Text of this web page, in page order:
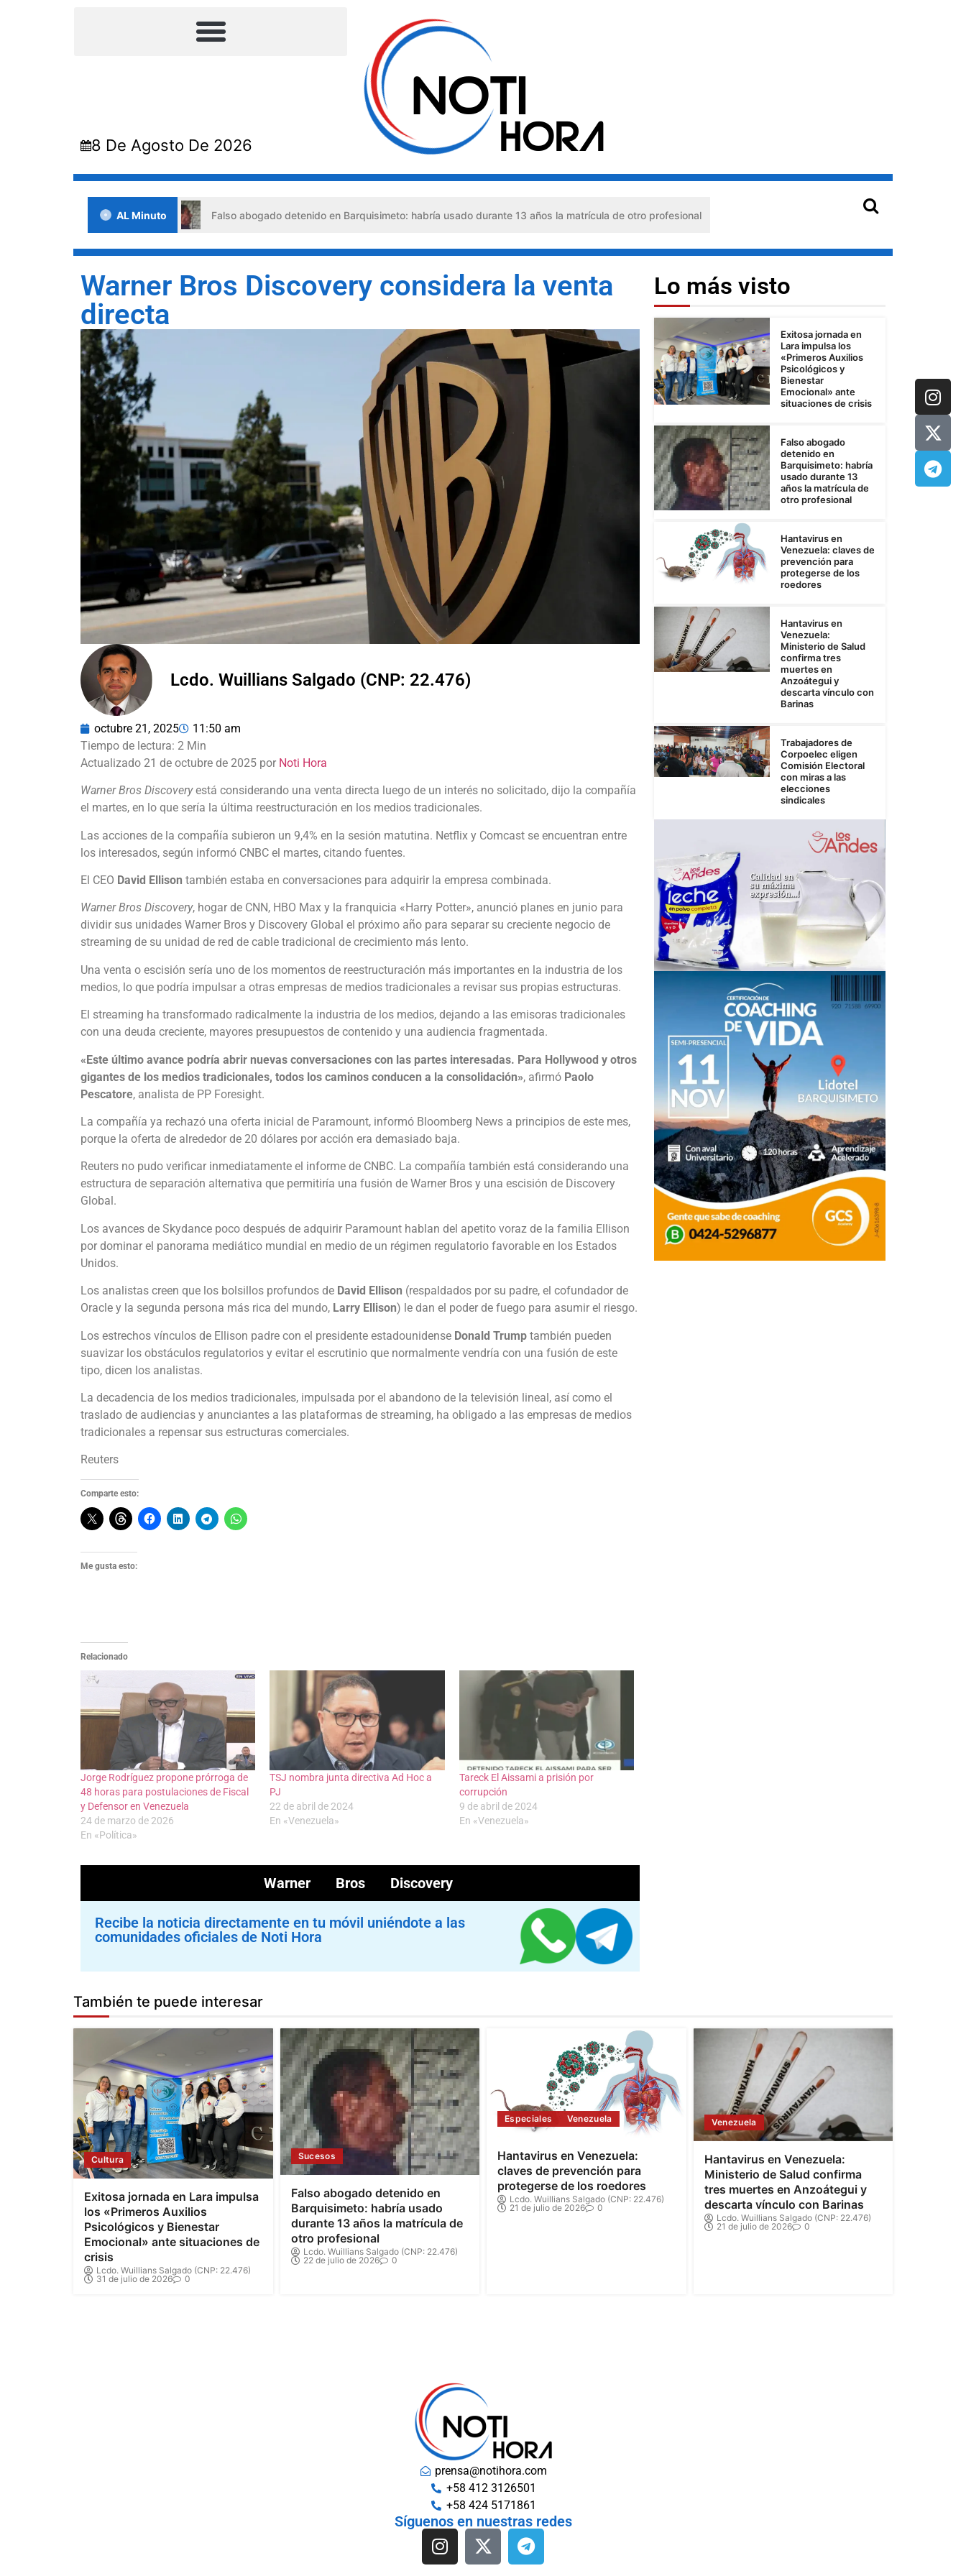
8 De Agosto De 2026
AL MinutoFalso abogado detenido en Barquisimeto: habría usado durante 13 años la matrícula de otro profesional Hantavirus en Venezuela: claves de prevención
Warner Bros Discovery considera la venta
directa
Lcdo. Wuillians Salgado (CNP: 22.476)
octubre 21, 2025 11:50 am
Actualizado 21 de octubre de 2025 por Noti Hora
Warner Bros Discoveryestá considerando una venta directa luego de un interés no solicitado, dijo la compañía
el martes, en lo que sería la última reestructuración en los medios tradicionales.
Las acciones de la compañía subieron un 9,4% en la sesión matutina. Netflix y Comcast se encuentran entre
los interesados, según informó CNBC el martes, citando fuentes.
El CEO David Ellison también estaba en conversaciones para adquirir la empresa combinada.
Warner Bros Discovery, hogar de CNN, HBO Max y la franquicia «Harry Potter», anunció planes en junio para
dividir sus unidades Warner Bros y Discovery Global el próximo año para separar su creciente negocio de
streaming de su unidad de red de cable tradicional de crecimiento más lento.
Una venta o escisión sería uno de los momentos de reestructuración más importantes en la industria de los
medios, lo que podría impulsar a otras empresas de medios tradicionales a revisar sus propias estructuras.
El streaming ha transformado radicalmente la industria de los medios, dejando a las emisoras tradicionales
con una deuda creciente, mayores presupuestos de contenido y una audiencia fragmentada.
«Este último avance podría abrir nuevas conversaciones con las partes interesadas. Para Hollywood y otros
gigantes de los medios tradicionales, todos los caminos conducen a la consolidación», afirmó Paolo
Pescatore, analista de PP Foresight.
La compañía ya rechazó una oferta inicial de Paramount, informó Bloomberg News a principios de este mes,
porque la oferta de alrededor de 20 dólares por acción era demasiado baja.
Reuters no pudo verificar inmediatamente el informe de CNBC. La compañía también está considerando una
estructura de separación alternativa que permitiría una fusión de Warner Bros y una escisión de Discovery
Global.
Los avances de Skydance poco después de adquirir Paramount hablan del apetito voraz de la familia Ellison
por dominar el panorama mediático mundial en medio de un régimen regulatorio favorable en los Estados
Unidos.
Los analistas creen que los bolsillos profundos de David Ellison (respaldados por su padre, el cofundador de
Oracle y la segunda persona más rica del mundo, Larry Ellison) le dan el poder de fuego para asumir el riesgo.
Los estrechos vínculos de Ellison padre con el presidente estadounidense Donald Trump también pueden
suavizar los obstáculos regulatorios y evitar el escrutinio que normalmente vendría con una fusión de este
tipo, dicen los analistas.
La decadencia de los medios tradicionales, impulsada por el abandono de la televisión lineal, así como el
traslado de audiencias y anunciantes a las plataformas de streaming, ha obligado a las empresas de medios
tradicionales a repensar sus estructuras comerciales.
Reuters
Comparte esto:
Me gusta esto:
Relacionado
Jorge Rodríguez propone prórroga de
48 horas para postulaciones de Fiscal
y Defensor en Venezuela
24 de marzo de 2026
En «Política»
TSJ nombra junta directiva Ad Hoc a
PJ
22 de abril de 2024
En «Venezuela»
Tareck El Aissami a prisión por
corrupción
9 de abril de 2024
En «Venezuela»
Warner Bros Discovery
Recibe la noticia directamente en tu móvil uniéndote a las
comunidades oficiales de Noti Hora
Lo más visto
Exitosa jornada en
Lara impulsa los
«Primeros Auxilios
Psicológicos y
Bienestar
Emocional» ante
situaciones de crisis
Falso abogado
detenido en
Barquisimeto: habría
usado durante 13
años la matrícula de
otro profesional
Hantavirus en
Venezuela: claves de
prevención para
protegerse de los
roedores
Hantavirus en
Venezuela:
Ministerio de Salud
confirma tres
muertes en
Anzoátegui y
descarta vínculo con
Barinas
Trabajadores de
Corpoelec eligen
Comisión Electoral
con miras a las
elecciones
sindicales
También te puede interesar
Cultura
Exitosa jornada en Lara impulsa
los «Primeros Auxilios
Psicológicos y Bienestar
Emocional» ante situaciones de
crisis
Lcdo. Wuillians Salgado (CNP: 22.476)
31 de julio de 2026
0
Sucesos
Falso abogado detenido en
Barquisimeto: habría usado
durante 13 años la matrícula de
otro profesional
Lcdo. Wuillians Salgado (CNP: 22.476)
22 de julio de 2026
0
Especiales Venezuela
Hantavirus en Venezuela:
claves de prevención para
protegerse de los roedores
Lcdo. Wuillians Salgado (CNP: 22.476)
21 de julio de 2026
0
Venezuela
Hantavirus en Venezuela:
Ministerio de Salud confirma
tres muertes en Anzoátegui y
descarta vínculo con Barinas
Lcdo. Wuillians Salgado (CNP: 22.476)
21 de julio de 2026
0
prensa@notihora.com
+58 412 3126501
+58 424 5171861
Síguenos en nuestras redes